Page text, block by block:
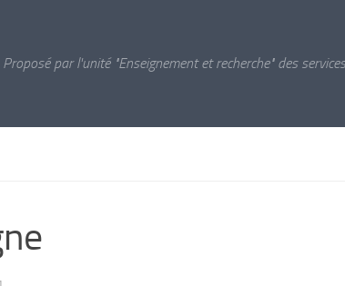
Proposé par l'unité "Enseignement et recherche" des